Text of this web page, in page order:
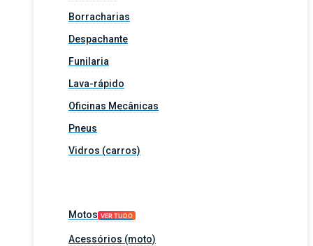
Borracharias
Despachante
Funilaria
Lava-rápido
Oficinas Mecânicas
Pneus
Vidros (carros)
Motos VER TUDO
Acessórios (moto)